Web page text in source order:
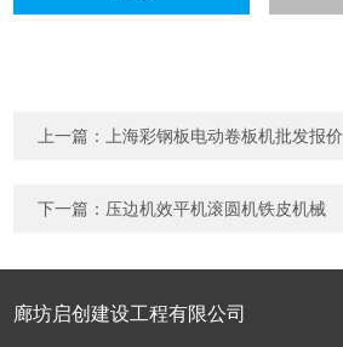
上一篇： 上海彩钢板电动卷板机批发报价
下一篇： 压边机效平机滚圆机铁皮机械
廊坊启创建设工程有限公司